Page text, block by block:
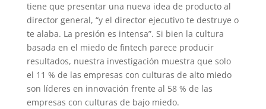
tiene que presentar una nueva idea de producto al
director general, “y el director ejecutivo te destruye o
te alaba. La presión es intensa”. Si bien la cultura
basada en el miedo de fintech parece producir
resultados, nuestra investigación muestra que solo
el 11 % de las empresas con culturas de alto miedo
son líderes en innovación frente al 58 % de las
empresas con culturas de bajo miedo.